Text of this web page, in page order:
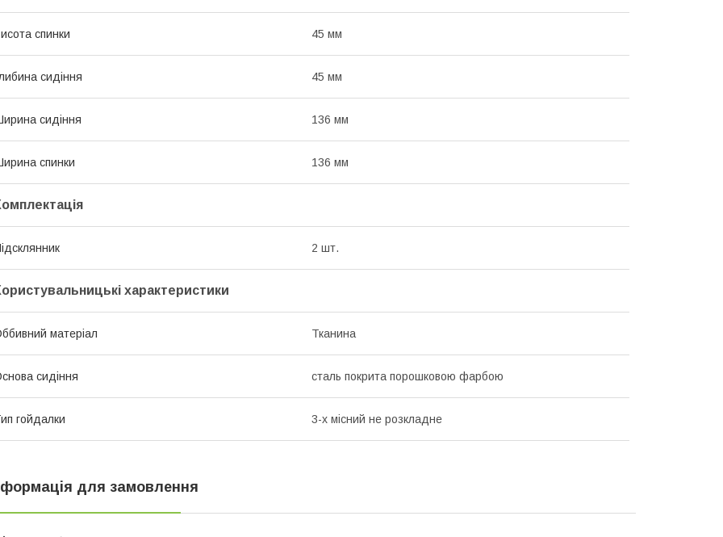
спинки 45 мм
сидіння 45 мм
сидіння 136 мм
спинки 136 мм
2 шт.
характеристики
матеріал Тканина
сидіння сталь покрита порошковою фарбою
гойдалки 3-х місний не розкладне
для замовлення